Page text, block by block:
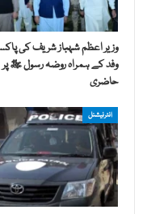
وزیر اعظم شہباز شریف کی
وفد کے ہمراہ روضہ رسول ﷺ پر
حاضری
انٹرنیشنل